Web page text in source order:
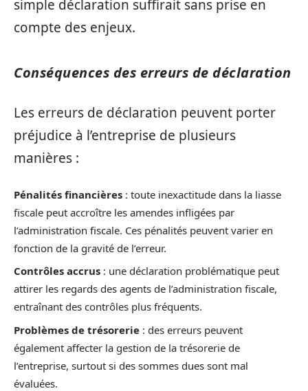
simple déclaration suffirait sans prise en
compte des enjeux.
Conséquences des erreurs de déclaration
Les erreurs de déclaration peuvent porter
préjudice à l’entreprise de plusieurs
manières :
Pénalités financières : toute inexactitude dans la liasse
fiscale peut accroître les amendes infligées par
l’administration fiscale. Ces pénalités peuvent varier en
fonction de la gravité de l’erreur.
Contrôles accrus : une déclaration problématique peut
attirer les regards des agents de l’administration fiscale,
entraînant des contrôles plus fréquents.
Problèmes de trésorerie : des erreurs peuvent
également affecter la gestion de la trésorerie de
l’entreprise, surtout si des sommes dues sont mal
évaluées.